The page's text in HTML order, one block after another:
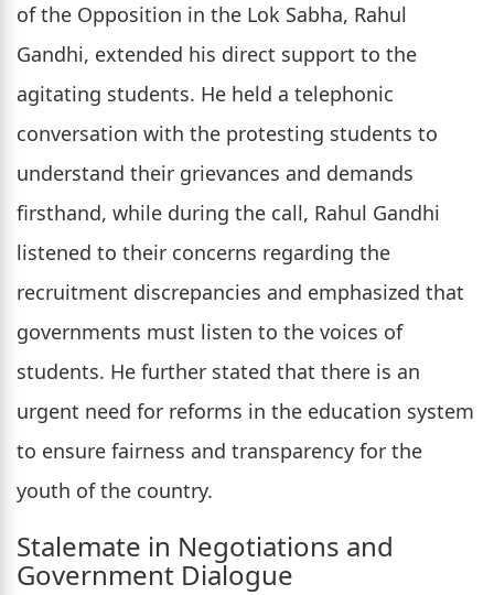
of the Opposition in the Lok Sabha, Rahul
Gandhi, extended his direct support to the
agitating students. He held a telephonic
conversation with the protesting students to
understand their grievances and demands
firsthand, while during the call, Rahul Gandhi
listened to their concerns regarding the
recruitment discrepancies and emphasized that
governments must listen to the voices of
students. He further stated that there is an
urgent need for reforms in the education system
to ensure fairness and transparency for the
youth of the country.
Stalemate in Negotiations and
Government Dialogue